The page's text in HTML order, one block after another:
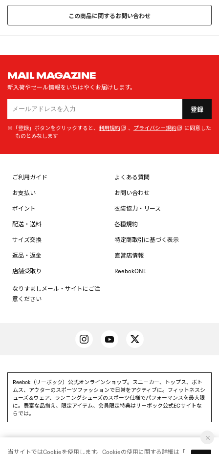
この商品に関するお問い合わせ
MAIL MAGAZINE
新入荷やセール情報をいちはやくお届けします。
登録
※「登録」ボタンをクリックすると、 利用規約 、 プライバシー規約
に同意した
ものとみなします
ご利用ガイド
お支払い
ポイント
配送・送料
サイズ交換
返品・返金
店舗受取り
なりすましメール・サイトにご注
意ください
よくある質問
お問い合わせ
衣装協力・リース
各種規約
特定商取引に基づく表示
直営店情報
ReebokONE
Reebok（リーボック）公式オンラインショップ。スニーカー、トップス、ボト
ムス、アウターのスポーツファッションで日常をアクティブに。フィットネスシ
ューズ＆ウェア、ランニングシューズのスポーツ仕様でパフォーマンスを最大限
に。豊富な品揃え、限定アイテム、会員限定特典はリーボック公式ECサイトな
らでは。
当サイトではCookieを使用します。Cookieの使用に関する詳細は「